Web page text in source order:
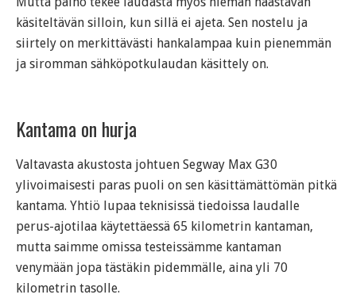
käsiteltävän silloin, kun sillä ei ajeta. Sen nostelu ja
siirtely on merkittävästi hankalampaa kuin pienemmän
ja siromman sähköpotkulaudan käsittely on.
Kantama on hurja
Valtavasta akustosta johtuen Segway Max G30
ylivoimaisesti paras puoli on sen käsittämättömän pitkä
kantama. Yhtiö lupaa teknisissä tiedoissa laudalle
perus-ajotilaa käytettäessä 65 kilometrin kantaman,
mutta saimme omissa testeissämme kantaman
venymään jopa tästäkin pidemmälle, aina yli 70
kilometrin tasolle.